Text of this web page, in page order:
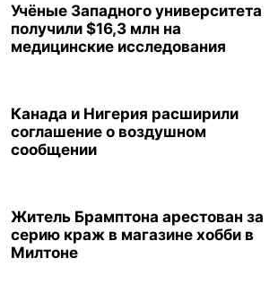
Учёные Западного университета
получили $16,3 млн на
медицинские исследования
Канада и Нигерия расширили
соглашение о воздушном
сообщении
Житель Брамптона арестован за
серию краж в магазине хобби в
Милтоне